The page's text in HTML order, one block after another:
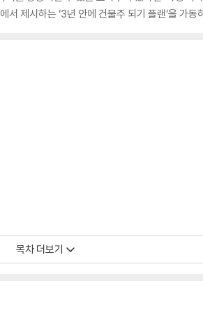
제시하는 ‘3년 안에 건물주 되기 플랜’을 가동
목차 더보기